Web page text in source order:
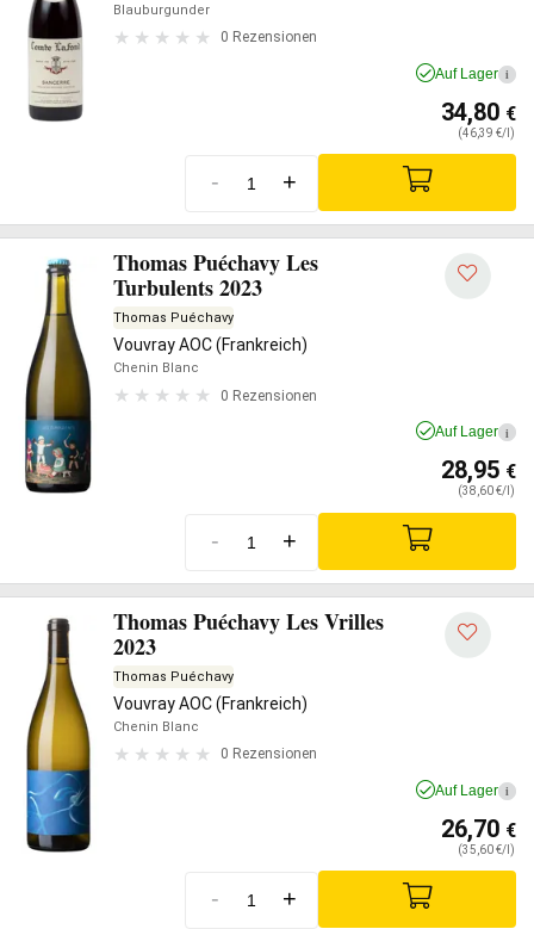
Blauburgunder
0 Rezensionen
Auf Lager i
34,80 €
(46,39 €/l)
- +
Thomas Puéchavy Les
Turbulents 2023
Thomas Puéchavy
Vouvray AOC (Frankreich)
Chenin Blanc
0 Rezensionen
Auf Lager i
28,95 €
(38,60 €/l)
- +
Thomas Puéchavy Les Vrilles
2023
Thomas Puéchavy
Vouvray AOC (Frankreich)
Chenin Blanc
0 Rezensionen
Auf Lager i
26,70 €
(35,60 €/l)
- +